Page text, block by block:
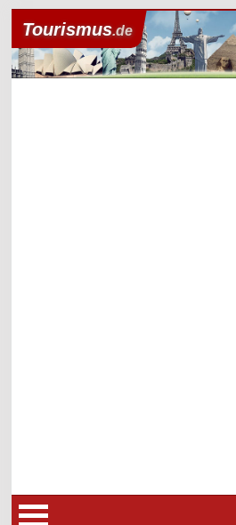
Tourismus.de